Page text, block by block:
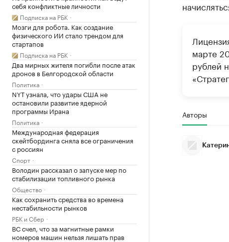
себя конфликтные личности
Подписка на РБК
Мозги для робота. Как создание
физического ИИ стало трендом для
стартапов
Подписка на РБК
Два мирных жителя погибли после атак
дронов в Белгородской области
Политика
NYT узнала, что удары США не
остановили развитие ядерной
программы Ирана
Политика
Международная федерация
скейтбординга сняла все ограничения
с россиян
Спорт
Володин рассказал о запуске мер по
стабилизации топливного рынка
Общество
Как сохранить средства во времена
нестабильности рынков
РБК и Сбер
ВС счел, что за магнитные рамки
номеров машин нельзя лишать прав
марте
рублей
Авторы